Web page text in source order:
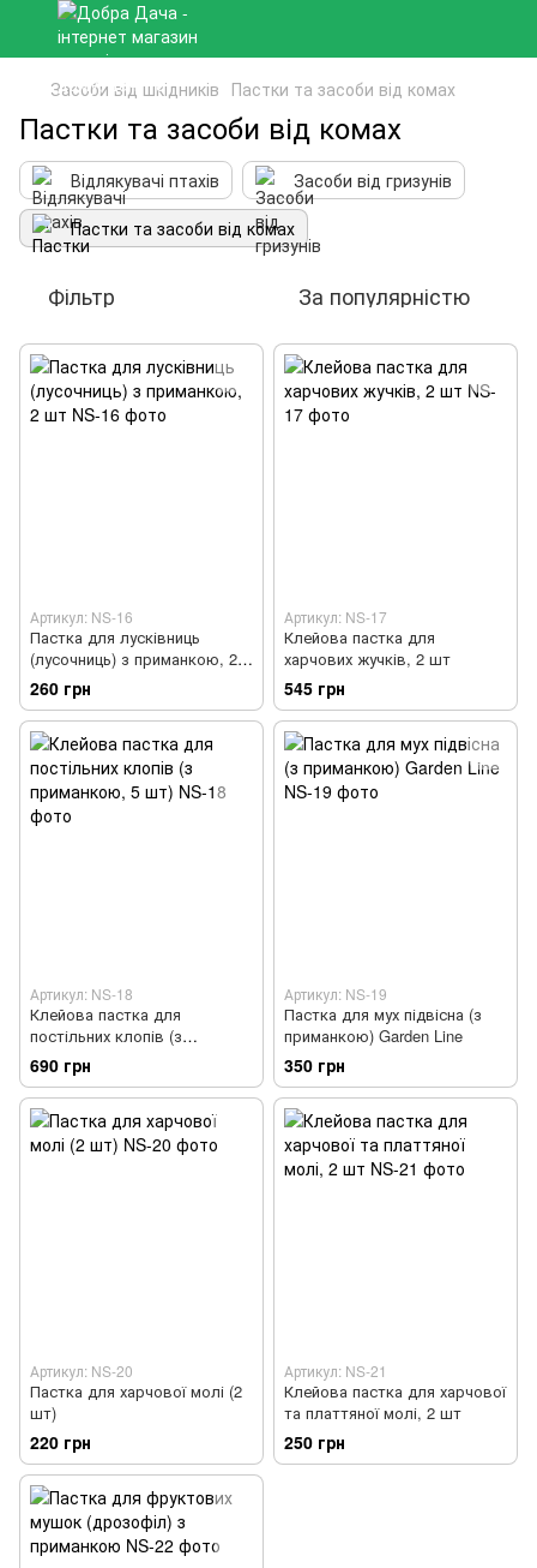
Засоби від шкідників Пастки та засоби від комах
Пастки та засоби від комах
Відлякувачі птахів
Засоби від гризунів
Пастки та засоби від комах
Фільтр За популярністю
Артикул: NS-16
Пастка для лусківниць
(лусочниць) з приманкою, 2
шт
260 грн
Артикул: NS-17
Клейова пастка для
харчових жучків, 2 шт
545 грн
Артикул: NS-18
Клейова пастка для
постільних клопів (з
приманкою, 5 шт)
690 грн
Артикул: NS-19
Пастка для мух підвісна (з
приманкою) Garden Line
350 грн
Артикул: NS-20
Пастка для харчової молі (2
шт)
220 грн
Артикул: NS-21
Клейова пастка для харчової
та платтяної молі, 2 шт
250 грн